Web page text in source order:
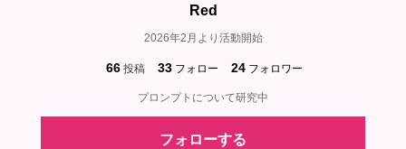
Red
2026年2月より活動開始
66 投稿 33 フォロー 24 フォロワー
プロンプトについて研究中
フォローする